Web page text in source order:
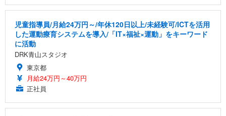
児童指導員/月給24万円～/年休120日以上/未経験可/ICTを活用
した運動療育システムを導入/「IT×福祉×運動」をキーワード
に活動
DRK青山スタジオ
東京都
月給24万円～40万円
正社員